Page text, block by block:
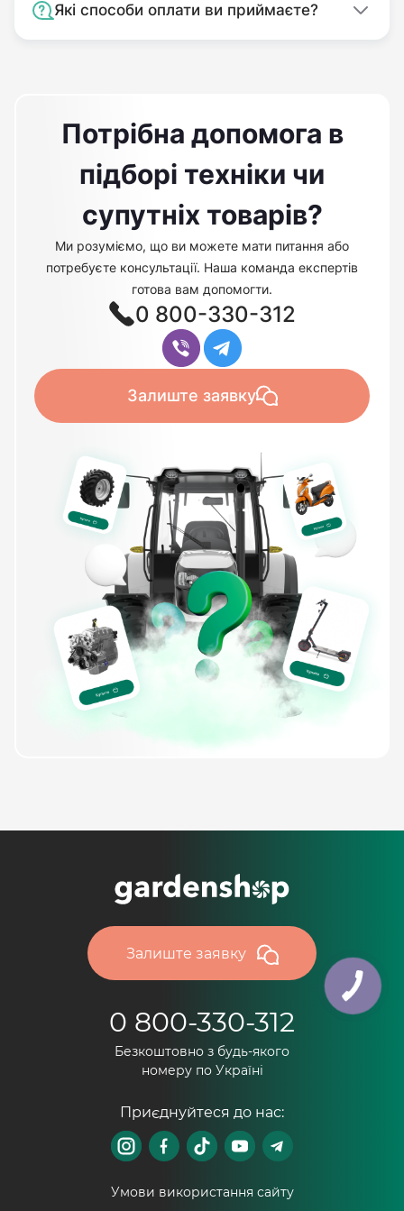
Які способи оплати ви приймаєте?
Потрібна допомога в
підборі техніки чи
супутніх товарів?
Ми розуміємо, що ви можете мати питання або
потребуєте консультації. Наша команда експертів
готова вам допомогти.
0 800-330-312
Залиште заявку
Залиште заявку
0 800-330-312
Безкоштовно з будь-якого
номеру по Україні
Приєднуйтеся до нас:
Умови використання сайту